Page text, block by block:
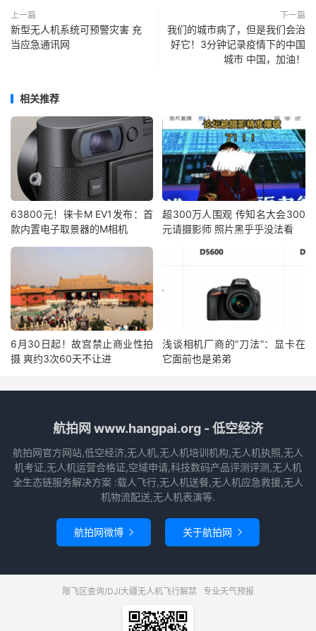
上一篇
新型无人机系统可预警灾害 充
当应急通讯网
下一篇
我们的城市病了，但是我们会治
好它！3分钟记录疫情下的中国
城市 中国，加油！
相关推荐
63800元！徕卡M EV1发布：首
款内置电子取景器的M相机
超300万人围观 传知名大会300
元请摄影师 照片黑乎乎没法看
6月30日起！故宫禁止商业性拍
摄 爽约3次60天不让进
浅谈相机厂商的“刀法”：显卡在
它面前也是弟弟
航拍网 www.hangpai.org - 低空经济
航拍网官方网站,低空经济,无人机,无人机培训机构,无人机执照,无人
机考证,无人机运营合格证,空域申请,科技数码产品评测评测,无人机
全生态链服务解决方案 :载人飞行,无人机送餐,无人机应急救援,无人
机物流配送,无人机表演等.
航拍网微博  关于航拍网 
限飞区查询/DJI大疆无人机飞行解禁 专业天气预报